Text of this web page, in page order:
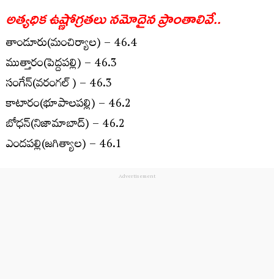
అత్య‌ధిక ఉష్ణోగ్ర‌త‌లు న‌మోదైన ప్రాంతాలివే..
తాండూరు(మంచిర్యాల‌) – 46.4
ముత్తారం(పెద్ద‌ప‌ల్లి) – 46.3
సంగేన్‌(వ‌రంగ‌ల్ ) – 46.3
కాటారం(భూపాల‌ప‌ల్లి) – 46.2
బోధ‌న్(నిజామాబాద్) – 46.2
ఎంద‌ప‌ల్లి(జ‌గిత్యాల‌) – 46.1